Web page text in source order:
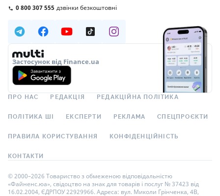
0 800 307 555 дзвінки безкоштовні
Застосунок від Finance.ua
ПРО НАС РЕДАКЦІЯ РЕДАКЦІЙНА ПОЛІТИКА
ПОЛІТИКА ШІ ЕКСПЕРТИ РЕКЛАМА СПЕЦПРОЄКТИ
ПРАВИЛА КОРИСТУВАННЯ КОНФІДЕНЦІЙНІСТЬ
КОНТАКТИ
© 2000–2026 Товариство з обмеженою відповідальністю
«Файненс.юа», свідоцтво на знак для товарів і послуг № 37423 від
16.02.2004, ЄДРПОУ 22929966. Адреса: вул. Миколи Грінченка, 4В,